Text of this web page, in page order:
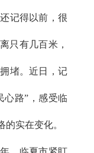
记得以前，很
只有几百米，
堵。近日，记
心路”，感受临
的实在变化。